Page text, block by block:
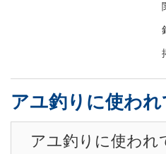
アユ釣りに使わ
アユ釣りに使わ